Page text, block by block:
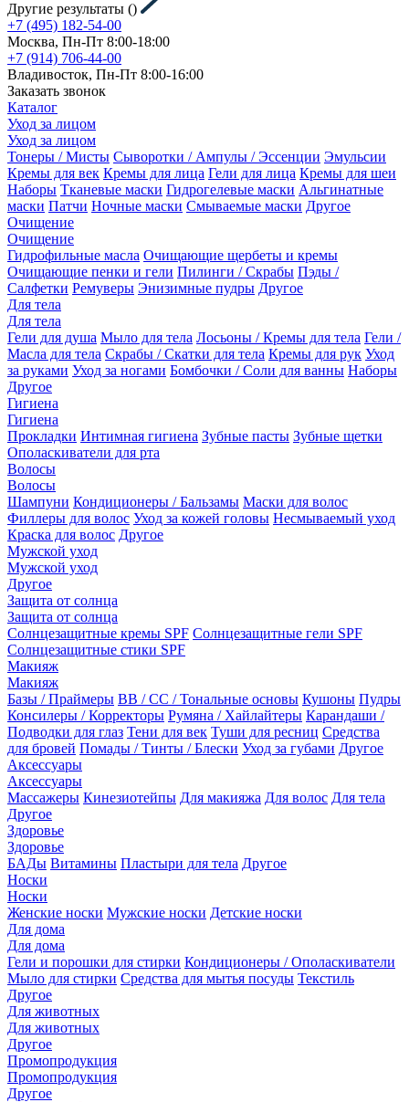
Другие результаты ()
+7 (495) 182-54-00
Москва, Пн-Пт 8:00-18:00
+7 (914) 706-44-00
Владивосток, Пн-Пт 8:00-16:00
Заказать звонок
Каталог
Уход за лицом
Уход за лицом
Тонеры / Мисты Сыворотки / Ампулы / Эссенции Эмульсии
Кремы для век Кремы для лица Гели для лица Кремы для шеи
Наборы Тканевые маски Гидрогелевые маски Альгинатные
маски Патчи Ночные маски Смываемые маски Другое
Очищение
Очищение
Гидрофильные масла Очищающие щербеты и кремы
Очищающие пенки и гели Пилинги / Скрабы Пэды /
Салфетки Ремуверы Энизимные пудры Другое
Для тела
Для тела
Гели для душа Мыло для тела Лосьоны / Кремы для тела Гели /
Масла для тела Скрабы / Скатки для тела Кремы для рук Уход
за руками Уход за ногами Бомбочки / Соли для ванны Наборы
Другое
Гигиена
Гигиена
Прокладки Интимная гигиена Зубные пасты Зубные щетки
Ополаскиватели для рта
Волосы
Волосы
Шампуни Кондиционеры / Бальзамы Маски для волос
Филлеры для волос Уход за кожей головы Несмываемый уход
Краска для волос Другое
Мужской уход
Мужской уход
Другое
Защита от солнца
Защита от солнца
Солнцезащитные кремы SPF Солнцезащитные гели SPF
Солнцезащитные стики SPF
Макияж
Макияж
Базы / Праймеры BB / CC / Тональные основы Кушоны Пудры
Консилеры / Корректоры Румяна / Хайлайтеры Карандаши /
Подводки для глаз Тени для век Туши для ресниц Средства
для бровей Помады / Тинты / Блески Уход за губами Другое
Аксессуары
Аксессуары
Массажеры Кинезиотейпы Для макияжа Для волос Для тела
Другое
Здоровье
Здоровье
БАДы Витамины Пластыри для тела Другое
Носки
Носки
Женские носки Мужские носки Детские носки
Для дома
Для дома
Гели и порошки для стирки Кондиционеры / Ополаскиватели
Мыло для стирки Средства для мытья посуды Текстиль
Другое
Для животных
Для животных
Другое
Промопродукция
Промопродукция
Другое